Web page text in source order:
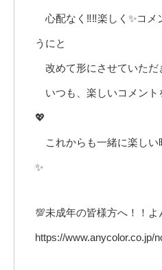
心配なく‼️‼️楽しく✨コメ
うにと
改めて形にさせていただ
いつも、楽しいコメント
💖
これからも一緒に楽しい
✨
💯未成年の皆様方へ！！
https://www.anycolor.co.jp/